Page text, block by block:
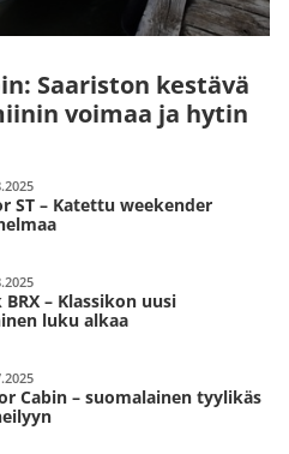
Saariston kestävä
voimaa ja hytin
ST – Katettu weekender
– Klassikon uusi
luku alkaa
Cabin – suomalainen tyylikäs